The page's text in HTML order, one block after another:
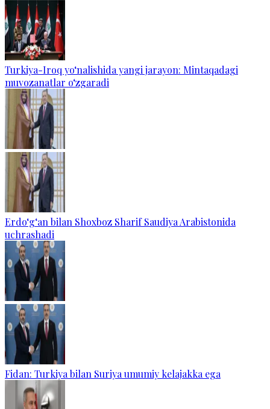
Turkiya-Iroq yo‘nalishida yangi jarayon: Mintaqadagi
muvozanatlar o‘zgaradi
Erdo‘g‘an bilan Shoxboz Sharif Saudiya Arabistonida
uchrashadi
Fidan: Turkiya bilan Suriya umumiy kelajakka ega